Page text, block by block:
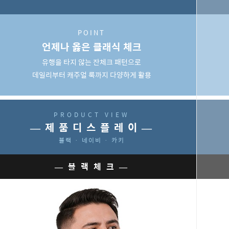
POINT
언제나 옳은 클래식 체크
유행을 타지 않는 잔체크 패턴으로
데일리부터 캐주얼 룩까지 다양하게 활용
PRODUCT VIEW
— 제 품 디 스 플 레 이 —
블랙 · 네이비 · 카키
— 블 랙 체 크 —